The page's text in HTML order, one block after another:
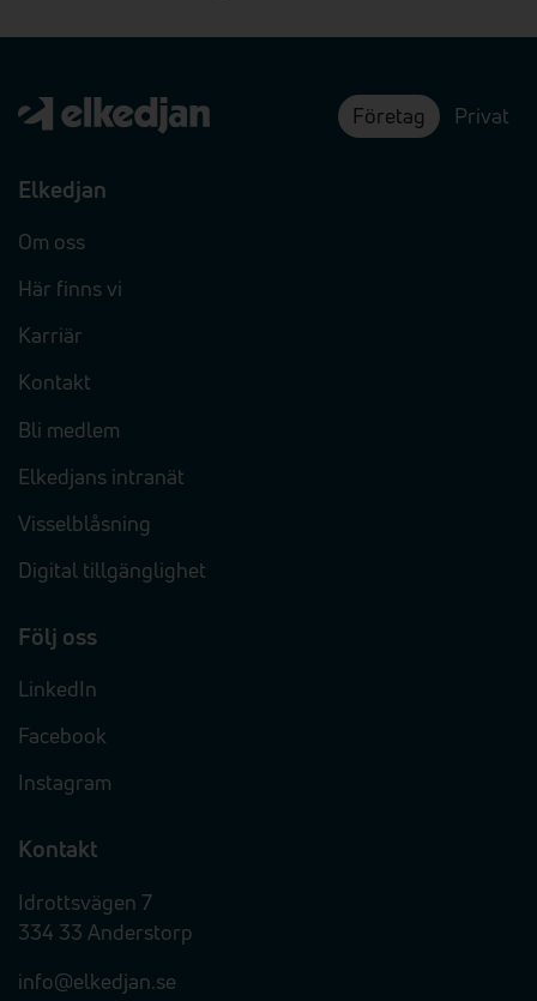
Företag Privat
Elkedjan
Om oss
Här finns vi
Karriär
Kontakt
Bli medlem
Elkedjans intranät
Visselblåsning
Digital tillgänglighet
Följ oss
LinkedIn
Facebook
Instagram
Kontakt
Idrottsvägen 7
334 33 Anderstorp
info@elkedjan.se